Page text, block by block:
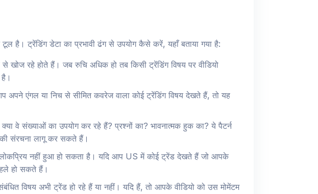
है। ट्रेंडिंग डेटा का प्रभावी ढंग से उपयोग कैसे करें, यहाँ बताया गया है:
रहे होते हैं। जब रुचि अधिक हो तब किसी ट्रेंडिंग विषय पर वीडियो
अपने एंगल या निच से सीमित कवरेज वाला कोई ट्रेंडिंग विषय देखते हैं, तो यह
वे संख्याओं का उपयोग कर रहे हैं? प्रश्नों का? भावनात्मक हुक का? ये पैटर्न
की संरचना लागू कर सकते हैं।
नहीं हुआ हो सकता है। यदि आप US में कोई ट्रेंड देखते हैं जो आपके
हो सकते हैं।
विषय अभी ट्रेंड हो रहे हैं या नहीं। यदि हैं, तो आपके वीडियो को उस मोमेंटम